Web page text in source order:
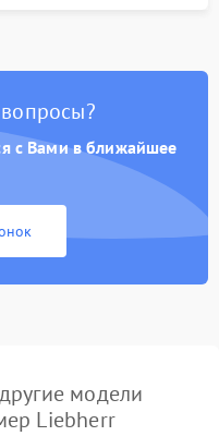
с Вами в ближайшее
модели
Liebherr